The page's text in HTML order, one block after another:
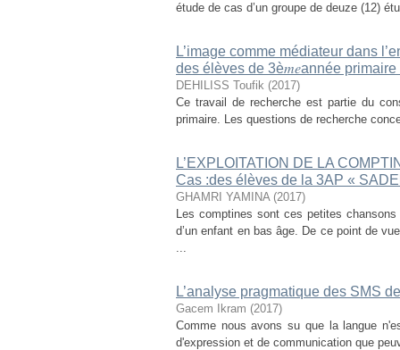
étude de cas d’un groupe de deuze (12)
L’image comme médiateur dans
des élèves de 3è𝑚𝑒année
DEHILISS Toufik (2017)
Ce travail de recherche est partie du
primaire. Les questions de recherche
L’EXPLOITATION DE LA
Cas :des élèves de la 3AP «
GHAMRI YAMINA (2017)
Les comptines sont ces petites
d’un enfant en bas âge. De ce point de
...
L’analyse pragmatique des SMS
Gacem Ikram (2017)
Comme nous avons su que la langue
d'expression et de communication que